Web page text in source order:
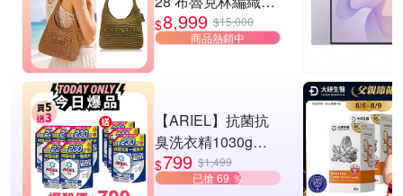
單肩包-橄欖綠
$8,999 $15,000
商品熱銷中
【ARIEL】抗菌抗
臭洗衣精1030g補
充包 X8 (抗菌去漬/
室內晾曬) 兩款任選
$799 $1,499
已搶 69 ％